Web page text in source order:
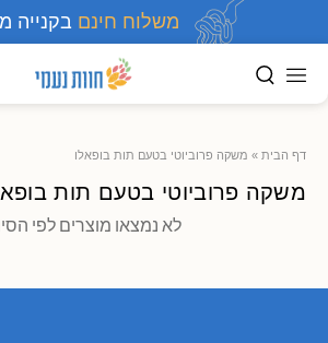
משלוח חינם בקנייה מעל
דף הבית » משקה פרוביוטי בטעם תות בופאלו
משקה פרוביוטי בטעם תות
לא נמצאו מוצרים לפי